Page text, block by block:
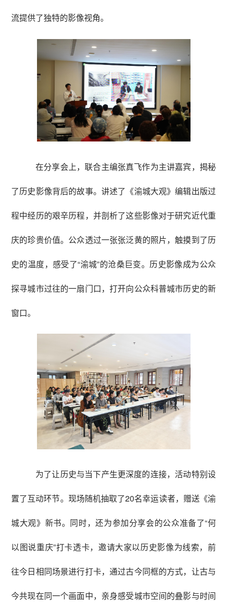
流提供了独特的影像视角。
在分享会上，联合主编张真飞作为主讲嘉宾，揭秘
了历史影像背后的故事。讲述了《渝城大观》编辑出版过
程中经历的艰辛历程，并剖析了这些影像对于研究近代重
庆的珍贵价值。公众透过一张张泛黄的照片，触摸到了历
史的温度，感受了“渝城”的沧桑巨变。历史影像成为公众
探寻城市过往的一扇门口，打开向公众科普城市历史的新
窗口。
为了让历史与当下产生更深度的连接，活动特别设
置了互动环节。现场随机抽取了20名幸运读者，赠送《渝
城大观》新书。同时，还为参加分享会的公众准备了“何
以图说重庆”打卡透卡，邀请大家以历史影像为线索，前
往今日相同场景进行打卡，通过古今同框的方式，让古与
今共现在同一个画面中，亲身感受城市空间的叠影与时间